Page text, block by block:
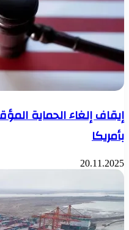
بأمريكا
20.11.2025